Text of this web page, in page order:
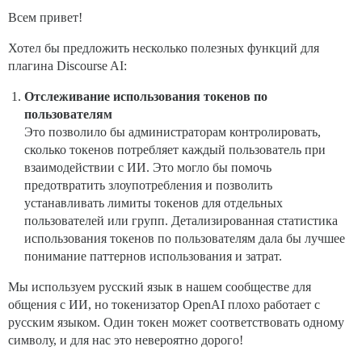
Всем привет!
Хотел бы предложить несколько полезных функций для
плагина Discourse AI:
Отслеживание использования токенов по
пользователям
Это позволило бы администраторам контролировать,
сколько токенов потребляет каждый пользователь при
взаимодействии с ИИ. Это могло бы помочь
предотвратить злоупотребления и позволить
устанавливать лимиты токенов для отдельных
пользователей или групп. Детализированная статистика
использования токенов по пользователям дала бы лучшее
понимание паттернов использования и затрат.
Мы используем русский язык в нашем сообществе для
общения с ИИ, но токенизатор OpenAI плохо работает с
русским языком. Один токен может соответствовать одному
символу, и для нас это невероятно дорого!